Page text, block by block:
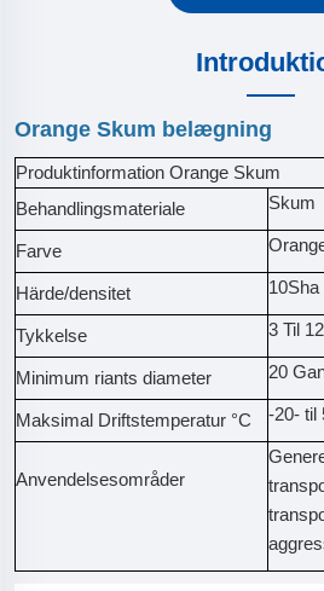
Orange Skum belægning
Produktinformation Orange Skum
Behandlingsmateriale
Skum
Farve
Härde/densitet 10Sha
Tykkelse 3 Til
Minimum riants diameter 20
Maksimal Driftstemperatur °C -20- til
Anvendelsesområder